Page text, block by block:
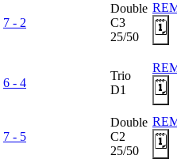
7 - 2
Double
C3
25/50
🗓️
6 - 4
Trio
D1
🗓️
7 - 5
Double
C2
25/50
🗓️